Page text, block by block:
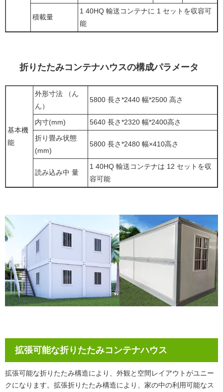
積載量
1 40HQ 輸送コンテナに 1 セットを収容可
能
折りたたみコンテナハウスの構成パラメータ
基本機
能
外形寸法 （ん
ん）
5800 長さ*2440 幅*2500 高さ
内寸(mm)
5640 長さ*2320 幅*2400高さ
折り畳み状態
(mm)
5800 長さ*2480 幅×410高さ
読み込み中 量
1 40HQ 輸送コンテナは 12 セットを収
容可能
拡張可能な折りたたみコンテナハウス
拡張可能な折りたたみ構造により、外観と空間レイアウトがユニー
クになります。拡張折りたたみ構造により、家の中の利用可能なス